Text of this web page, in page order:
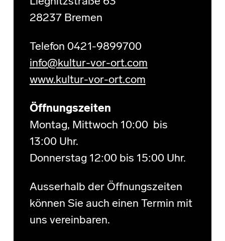
28237 Bremen
Telefon 0421-9899700
info@kultur-vor-ort.com
www.kultur-vor-ort.com
Öffnungszeiten
Montag, Mittwoch 10:00 bis
13:00 Uhr.
Donnerstag 12:00 bis 15:00 Uhr.
Ausserhalb der Öffnungszeiten
können Sie auch einen Termin mit
uns vereinbaren.